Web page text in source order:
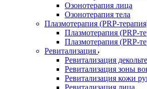
Озонотерапия лица
Озонотерапия тела
Плазмотерапия (PRP-
Плазмотерапия (PRP-
Плазмотерапия (PRP-
Ревитализация
Ревитализация декольте
Ревитализация зоны
Ревитализация кожи
Ревитализация лица